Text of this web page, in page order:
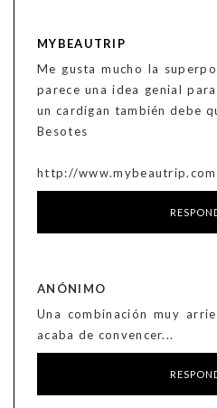
MYBEAUTRIP
Me gusta mucho la
parece una idea genial
un cardigan también debe
Besotes
http://www.mybeautrip.com
ANÓNIMO
Una combinación muy
acaba de convencer...